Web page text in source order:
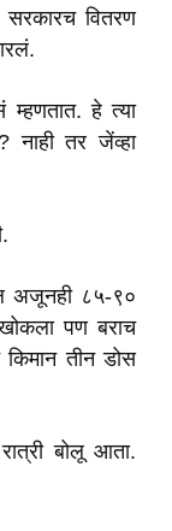
सरकारच वितरण
हे त्या
नाही तर जेंव्हा
अजूनही ८५-९०
पण बराच
तीन डोस
बोलू आता.